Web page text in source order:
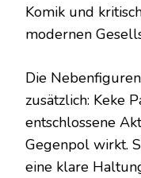
Komik und
modernen
Die
zusätzlich: Keke
entschlossene
Gegenpol wirkt.
eine klare